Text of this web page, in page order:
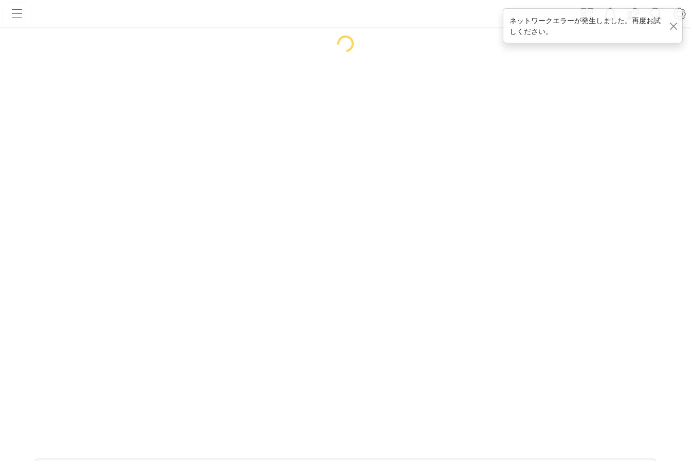
ネットワークエラーが発生しました。再度お試
しください。